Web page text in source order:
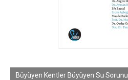
Büyüyen Kentler Büyüyen Su Sorunu